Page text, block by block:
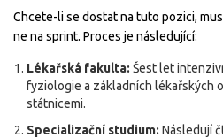
Chcete-li se dostat na tuto pozici,
ne na sprint. Proces je následující:
Lékařská fakulta: Šest let
fyziologie a základních lékařských
státnicemi.
Specializační studium: Následují